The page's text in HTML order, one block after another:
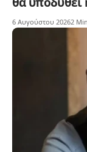
6 Αυγούστου 20262